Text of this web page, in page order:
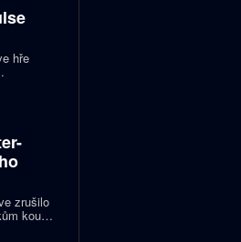
hře
zrušilo
koupit